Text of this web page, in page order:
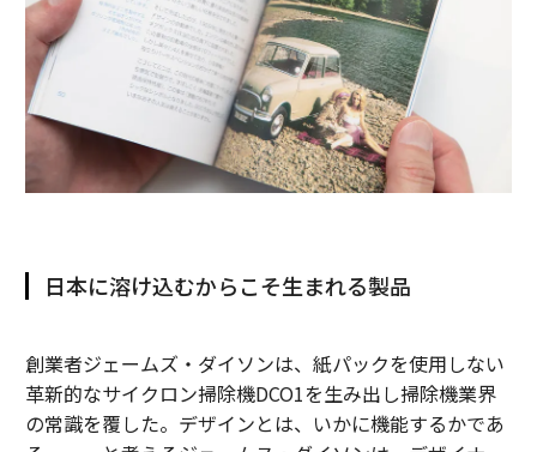
日本に溶け込むからこそ生まれる製品
創業者ジェームズ・ダイソンは、紙パックを使用しない
革新的なサイクロン掃除機DCO1を生み出し掃除機業界
の常識を覆した。デザインとは、いかに機能するかであ